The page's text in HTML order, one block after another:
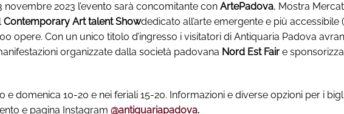
novembre 2023 l’evento sarà concomitante con ArtePadova, Mostra
Contemporary Art talent Showdedicato all’arte emergente e più
opere. Con un unico titolo d’ingresso i visitatori di Antiquaria Padova
organizzate dalla società padovana Nord Est Fair e
e domenica 10-20 e nei feriali 15-20. Informazioni e diverse opzioni per i
e pagina Instagram @antiquariapadova.